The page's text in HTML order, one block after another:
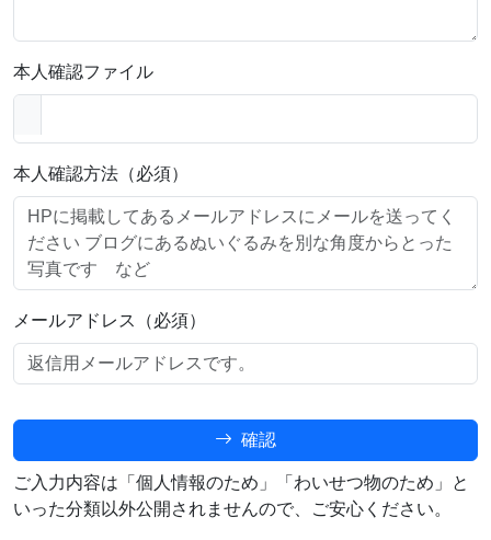
本人確認ファイル
本人確認方法（必須）
メールアドレス（必須）
確認
ご入力内容は「個人情報のため」「わいせつ物のため」と
いった分類以外公開されませんので、ご安心ください。